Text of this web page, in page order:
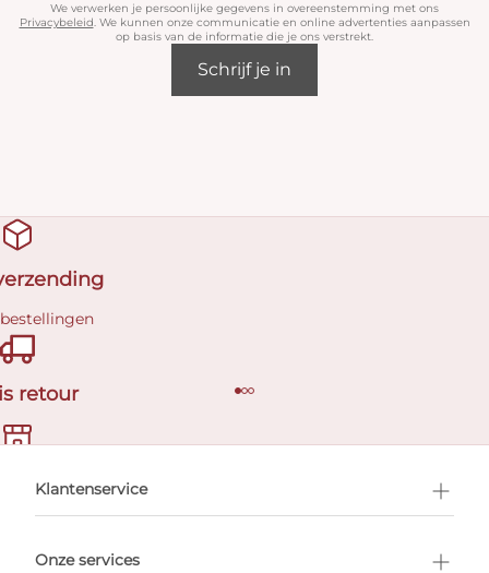
We verwerken je persoonlijke gegevens in overeenstemming met ons
Privacybeleid. We kunnen onze communicatie en online advertenties aanpassen
op basis van de informatie die je ons verstrekt.
Schrijf je in
retour
afspraak
Klantenservice
Onze services